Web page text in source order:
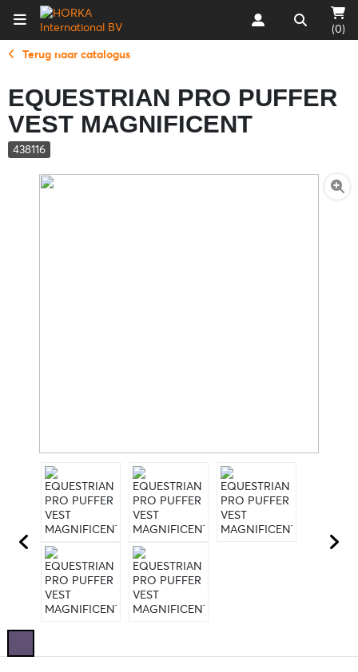
(0)
Terug naar catalogus
EQUESTRIAN PRO PUFFER
VEST MAGNIFICENT
438116